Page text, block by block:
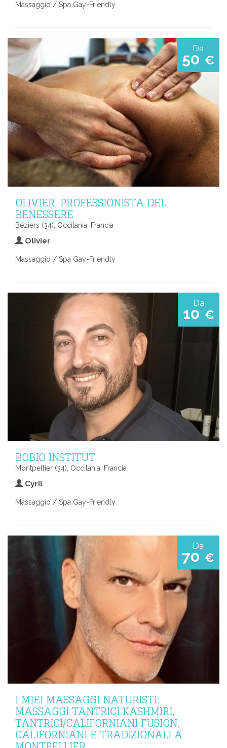
Massaggio / Spa Gay-Friendly
Da
50 €
OLIVIER, PROFESSIONISTA DEL
BENESSERE
Béziers (34), Occitania, Francia
Olivier
Massaggio / Spa Gay-Friendly
Da
10 €
BOBIO INSTITUT
Montpellier (34), Occitania, Francia
Cyril
Massaggio / Spa Gay-Friendly
Da
70 €
I MIEI MASSAGGI NATURISTI:
MASSAGGI TANTRICI KASHMIRI,
TANTRICI/CALIFORNIANI FUSION,
CALIFORNIANI E TRADIZIONALI A